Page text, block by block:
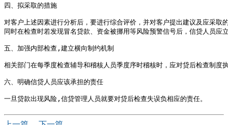
四、拟采取的措施
对客户上述因素进行分析后，要进行综合评价，并对客户提出建议及应采取
同时在检查时若发现冒名贷款、资金被挪用等风险预警信号后，信贷人员
五、加强内部检查,建立横向制约机制
相关部门在每季度检查辅导和稽核人员季度序时稽核时，应对贷后检查制度
六、明确信贷人员应该承担的责任